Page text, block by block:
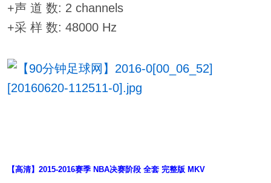
+声 道 数: 2 channels
+采 样 数: 48000 Hz
【高清】2015-2016赛季 NBA决赛阶段 全套 完整版 MKV